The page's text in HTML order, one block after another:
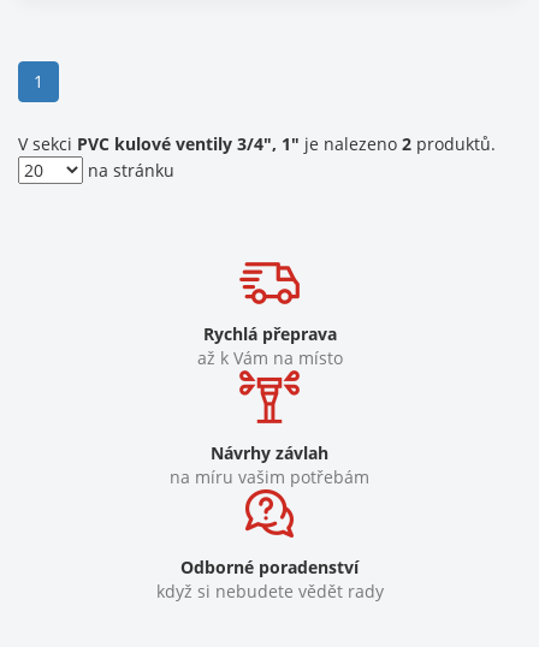
1
V sekci PVC kulové ventily 3/4", 1" je nalezeno 2 produktů.
na stránku
Rychlá přeprava
až k Vám na místo
Návrhy závlah
na míru vašim potřebám
Odborné poradenství
když si nebudete vědět rady